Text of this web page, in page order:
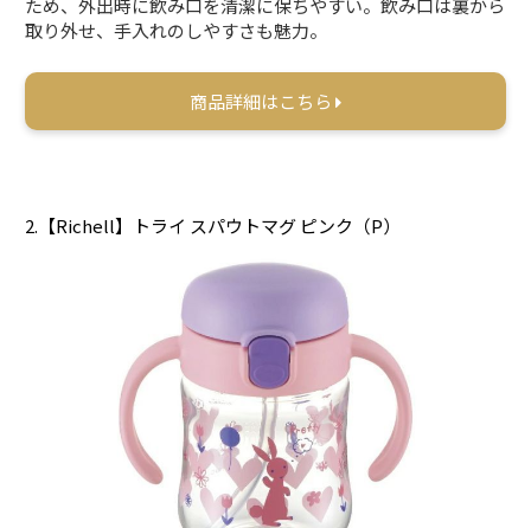
ため、外出時に飲み口を清潔に保ちやすい。飲み口は裏から
取り外せ、手入れのしやすさも魅力。
商品詳細はこちら
2.【Richell】トライ スパウトマグ ピンク（P）